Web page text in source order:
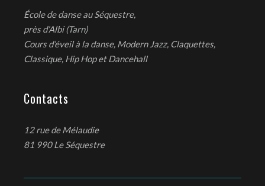
École de danse au Séquestre,
près d’Albi (Tarn)
Cours d’éveil à la danse, Modern Jazz, Claquettes,
Classique, Hip Hop et Dancehall
Contacts
12 rue de Mélaudie
81 990 Le Séquestre